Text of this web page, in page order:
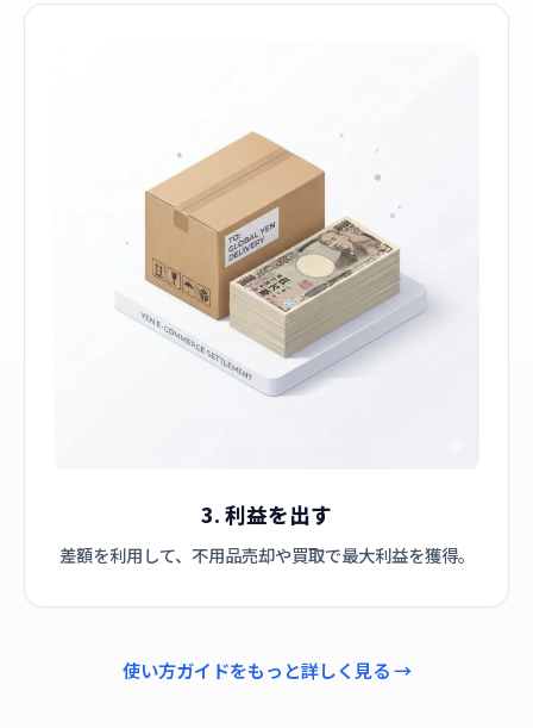
3. 利益を出す
差額を利用して、不用品売却や買取で最大利益を獲得。
使い方ガイドをもっと詳しく見る →